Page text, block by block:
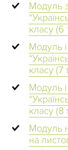
Модуль
класу (6
Модуль
класу (7
Модуль
класу (8
Модуль
на